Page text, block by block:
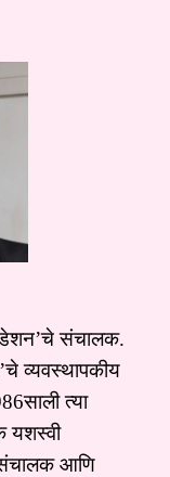
संचालक.
व्यवस्थापकीय
त्या
यशस्वी
संचालक आणि